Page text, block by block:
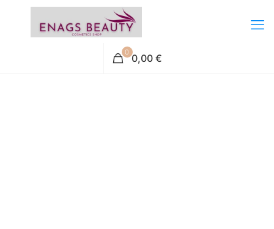
0 0,00 €